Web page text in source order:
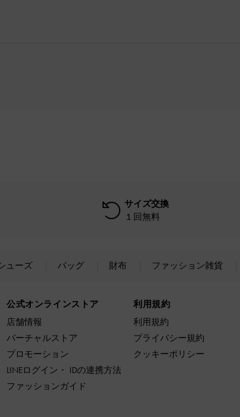
サイズ交換
１回無料
ューズ バッグ 財布 ファッション雑貨
公式オンラインストア
店舗情報
バーチャルストア
プロモーション
LINEログイン・ IDの連携方法
ファッションガイド
利用規約
利用規約
プライバシー規約
クッキーポリシー